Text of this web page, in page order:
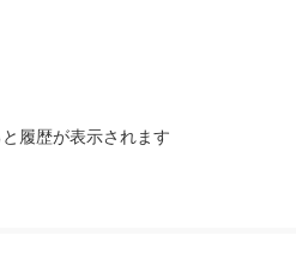
履歴が表示されます